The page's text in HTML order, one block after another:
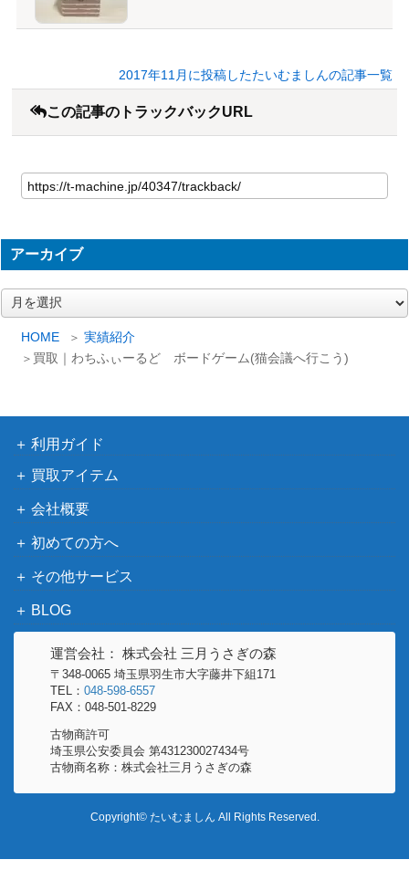
HOME
実績紹介
買取｜わちふぃーるど ボードゲーム(猫会議へ行こう)
2017年11月に投稿したたいむましんの記事一覧
この記事のトラックバックURL
アーカイブ
ー
利用ガイド
買取アイテム
会社概要
初めての方へ
その他サービス
BLOG
運営会社： 株式会社 三月うさぎの森
〒348-0065 埼玉県羽生市大字藤井下組171
TEL： 048-598-6557
FAX：048-501-8229
古物商許可
埼玉県公安委員会 第431230027434号
古物商名称：株式会社三月うさぎの森
Copyright© たいむましん All Rights Reserved.